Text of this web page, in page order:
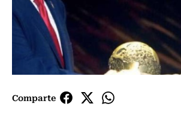
Comparte